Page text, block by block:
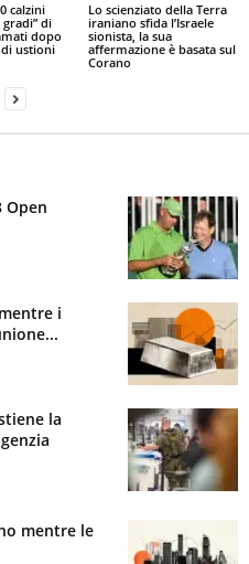
calzini
gradi” di
dopo
di ustioni
Lo scienziato della Terra
iraniano sfida l’Israele
sionista, la sua
affermazione è basata sul
Corano
Open
i
la
mentre le